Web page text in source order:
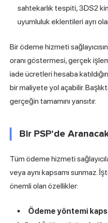
sahtekarlık tespiti, 3DS2
uyumluluk eklentileri ayrı
Bir ödeme hizmeti
oranı göstermesi, gerçek
iade ücretleri hesaba
bir maliyete yol açabilir.
gerçeğin tamamını yansıtır.
Bir PSP'de
Tüm ödeme hizmeti
veya aynı kapsamı sunmaz.
önemli olan özellikler:
Ödeme yöntemi